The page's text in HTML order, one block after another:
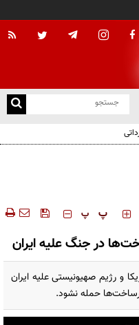
‍‍‍ پ پ
در جنگ علیه ایران
و رژیم صهیونیستی علیه ایران
حمله نشود.